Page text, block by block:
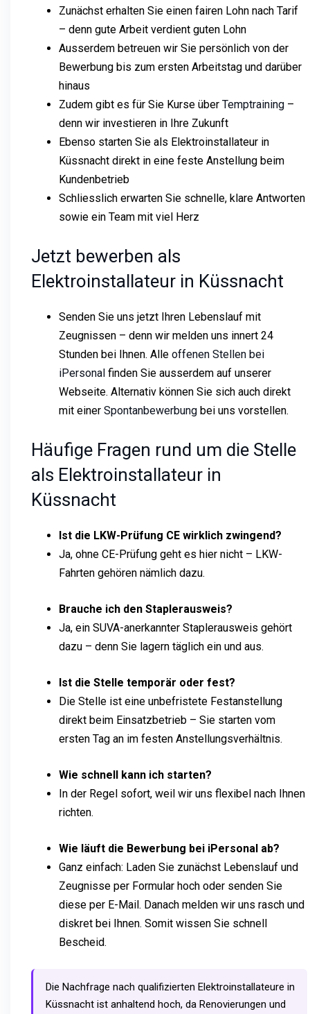
Zunächst erhalten Sie einen fairen Lohn nach Tarif
– denn gute Arbeit verdient guten Lohn
Ausserdem betreuen wir Sie persönlich von der
Bewerbung bis zum ersten Arbeitstag und darüber
hinaus
Zudem gibt es für Sie Kurse über Temptraining –
denn wir investieren in Ihre Zukunft
Ebenso starten Sie als Elektroinstallateur in
Küssnacht direkt in eine feste Anstellung beim
Kundenbetrieb
Schliesslich erwarten Sie schnelle, klare Antworten
sowie ein Team mit viel Herz
Jetzt bewerben als
Elektroinstallateur in Küssnacht
Senden Sie uns jetzt Ihren Lebenslauf mit
Zeugnissen – denn wir melden uns innert 24
Stunden bei Ihnen. Alle offenen Stellen bei
iPersonal finden Sie ausserdem auf unserer
Webseite. Alternativ können Sie sich auch direkt
mit einer Spontanbewerbung bei uns vorstellen.
Häufige Fragen rund um die Stelle
als Elektroinstallateur in
Küssnacht
Ist die LKW-Prüfung CE wirklich zwingend?
Ja, ohne CE-Prüfung geht es hier nicht – LKW-
Fahrten gehören nämlich dazu.
Brauche ich den Staplerausweis?
Ja, ein SUVA-anerkannter Staplerausweis gehört
dazu – denn Sie lagern täglich ein und aus.
Ist die Stelle temporär oder fest?
Die Stelle ist eine unbefristete Festanstellung
direkt beim Einsatzbetrieb – Sie starten vom
ersten Tag an im festen Anstellungsverhältnis.
Wie schnell kann ich starten?
In der Regel sofort, weil wir uns flexibel nach Ihnen
richten.
Wie läuft die Bewerbung bei iPersonal ab?
Ganz einfach: Laden Sie zunächst Lebenslauf und
Zeugnisse per Formular hoch oder senden Sie
diese per E-Mail. Danach melden wir uns rasch und
diskret bei Ihnen. Somit wissen Sie schnell
Bescheid.
Die Nachfrage nach qualifizierten Elektroinstallateure in
Küssnacht ist anhaltend hoch, da Renovierungen und